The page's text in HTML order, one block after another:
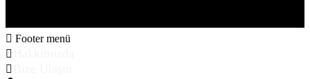
Footer menü